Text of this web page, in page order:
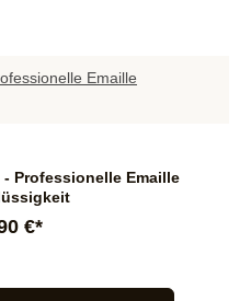
Professionelle Emaille
€*